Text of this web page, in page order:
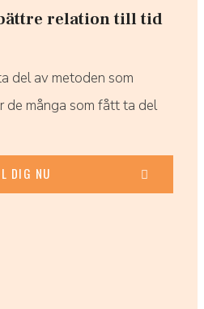
relation till tid
del av metoden som
de många som fått ta del
DIG NU